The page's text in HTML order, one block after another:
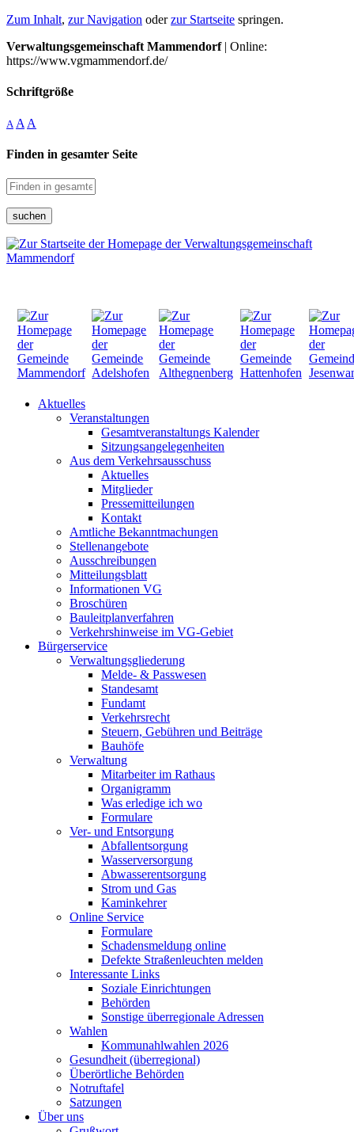
Zum Inhalt, zur Navigation oderzur Startseite springen.
Verwaltungsgemeinschaft Mammendorf| Online:
https://www.vgmammendorf.de/
Schriftgröße
A A A
Finden in gesamter Seite
suchen
Aktuelles
Veranstaltungen
Gesamtveranstaltungs Kalender
Sitzungsangelegenheiten
Aus dem Verkehrsausschuss
Aktuelles
Mitglieder
Pressemitteilungen
Kontakt
Amtliche Bekanntmachungen
Stellenangebote
Ausschreibungen
Mitteilungsblatt
Informationen VG
Broschüren
Bauleitplanverfahren
Verkehrshinweise im VG-Gebiet
Bürgerservice
Verwaltungsgliederung
Melde- & Passwesen
Standesamt
Fundamt
Verkehrsrecht
Steuern, Gebühren und Beiträge
Bauhöfe
Verwaltung
Mitarbeiter im Rathaus
Organigramm
Was erledige ich wo
Formulare
Ver- und Entsorgung
Abfallentsorgung
Wasserversorgung
Abwasserentsorgung
Strom und Gas
Kaminkehrer
Online Service
Formulare
Schadensmeldung online
Defekte Straßenleuchten melden
Interessante Links
Soziale Einrichtungen
Behörden
Sonstige überregionale Adressen
Wahlen
Kommunahlwahlen 2026
Gesundheit (überregional)
Überörtliche Behörden
Notruftafel
Satzungen
Über uns